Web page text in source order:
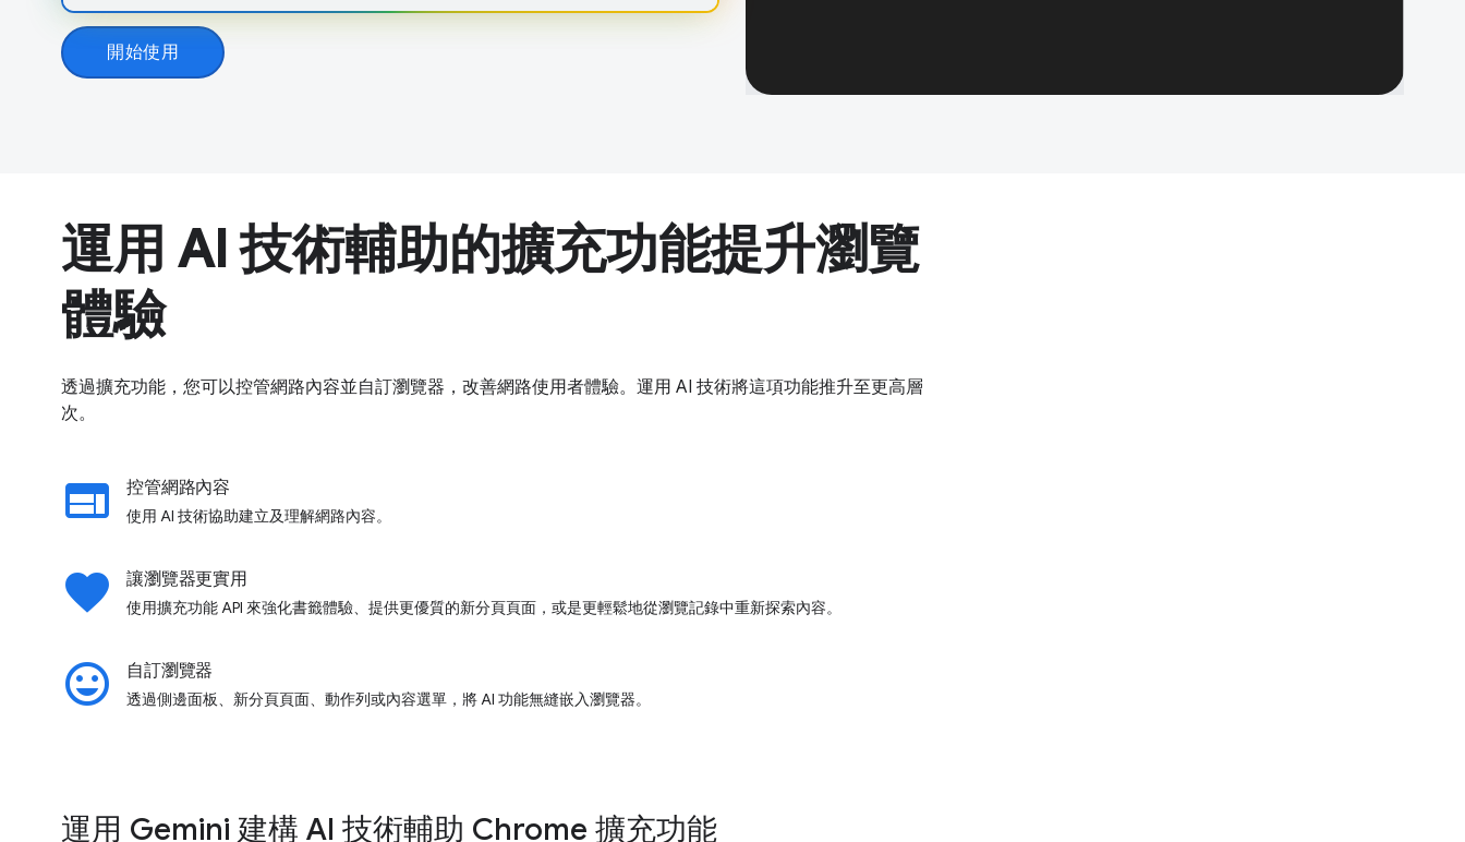
開始使用
運用 AI 技術輔助的擴充功能提升瀏覽
體驗
透過擴充功能，您可以控管網路內容並自訂瀏覽器，改善網路使用者體驗。運用 AI 技術將這項功能推升至更高層
次。
web 控管網路內容
使用 AI 技術協助建立及理解網路內容。
favorite 讓瀏覽器更實用
使用擴充功能 API 來強化書籤體驗、提供更優質的新分頁頁面，或是更輕鬆地從瀏覽記錄中重新探索內容。
insert_emoticon 自訂瀏覽器
透過側邊面板、新分頁頁面、動作列或內容選單，將 AI 功能無縫嵌入瀏覽器。
運用 Gemini 建構 AI 技術輔助 Chrome 擴充功能